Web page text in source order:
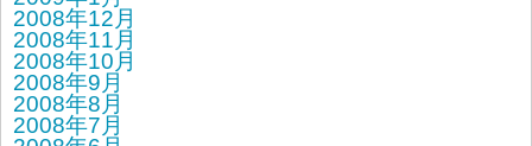
2008年12月
2008年11月
2008年10月
2008年9月
2008年8月
2008年7月